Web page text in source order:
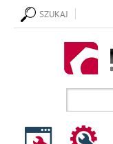
SZUKAJ